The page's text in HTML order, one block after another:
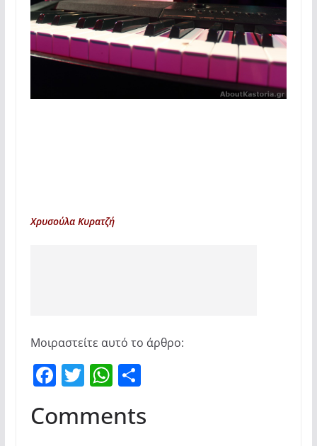
Χρυσούλα Κυρατζή
Μοιραστείτε αυτό το άρθρο:
F
c
T
itt
W
at
Μ
ρ
Comments